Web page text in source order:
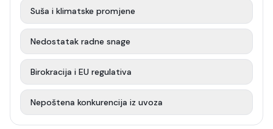
Suša i klimatske promjene
Nedostatak radne snage
Birokracija i EU regulativa
Nepoštena konkurencija iz uvoza